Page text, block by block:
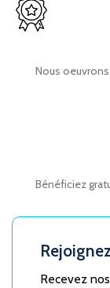
Nous
Bénéficiez
Recevez